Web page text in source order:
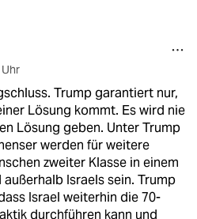
Trump garantiert nur,
Lösung kommt. Es wird nie
Lösung geben. Unter Trump
werden für weitere
zweiter Klasse in einem
Israels sein. Trump
Israel weiterhin die 70-
durchführen kann und